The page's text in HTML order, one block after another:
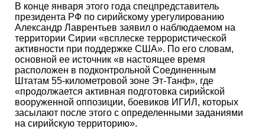
В конце января этого года спецпредставитель
президента РФ по сирийскому урегулированию
Александр Лаврентьев заявил о наблюдаемом на
территории Сирии «всплеске террористической
активности при поддержке США». По его словам,
основной ее источник «в настоящее время
расположен в подконтрольной Соединенным
Штатам 55-километровой зоне Эт-Танф», где
«продолжается активная подготовка сирийской
вооруженной оппозиции, боевиков ИГИЛ, которых
засылают после этого с определенными заданиями
на сирийскую территорию».